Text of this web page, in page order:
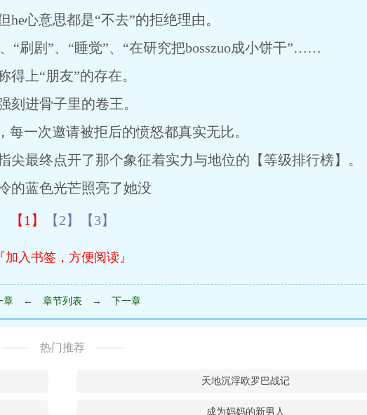
心意思都是“不去”的拒绝理由。
刷剧”、“睡觉”、“在研究把bosszuo成小饼干”……
上“朋友”的存在。
进骨子里的卷王。
一次邀请被拒后的愤怒都真实无比。
最终点开了那个象征着实力与地位的【等级排行榜】。
蓝色光芒照亮了她没
【1】 【2】 【3】
『加入书签，方便阅读』
章 ← 章节列表 → 下一章
热门推荐
天地沉浮欧罗巴战记
成为妈妈的新男人